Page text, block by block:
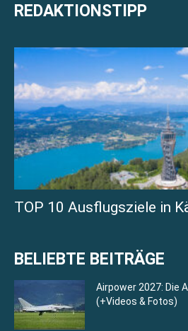
REDAKTIONSTIPP
TOP 10 Ausflugsziele in
BELIEBTE BEITRÄGE
Airpower 2027: Die
(+Videos & Fotos)